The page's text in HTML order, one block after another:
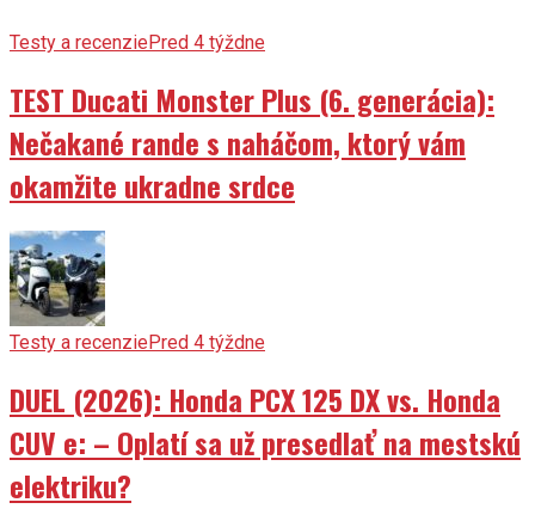
Testy a recenziePred 4 týždne
TEST Ducati Monster Plus (6. generácia):
Nečakané rande s naháčom, ktorý vám
okamžite ukradne srdce
Testy a recenziePred 4 týždne
DUEL (2026): Honda PCX 125 DX vs. Honda
CUV e: – Oplatí sa už presedlať na mestskú
elektriku?